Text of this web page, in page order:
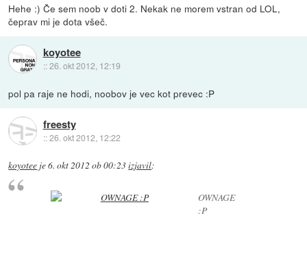
Hehe :) Če sem noob v doti 2. Nekak ne morem vstran od LOL,
čeprav mi je dota všeč.
koyotee
::26. okt 2012, 12:19
pol pa raje ne hodi, noobov je vec kot prevec :P
freesty
::26. okt 2012, 12:22
koyotee je6. okt 2012 ob 00:23izjavil:
OWNAGE
:P